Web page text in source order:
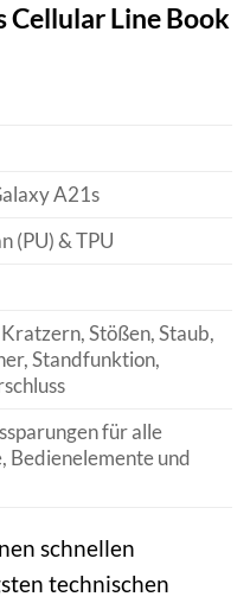
Cellular Line Book
A21s
(PU) & TPU
Stößen, Staub,
Standfunktion,
für alle
Bedienelemente und
schnellen
technischen